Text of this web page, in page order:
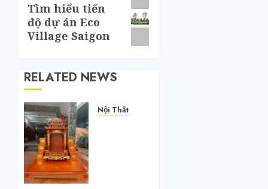
Tìm hiểu tiến
độ dự án Eco
Village Saigon
RELATED NEWS
Nội Thất